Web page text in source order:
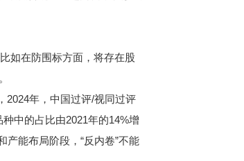
如在防围标方面，将存在股
年，中国过评/视同过评
中的占比由2021年的14%增
能布局阶段，“反内卷”不能